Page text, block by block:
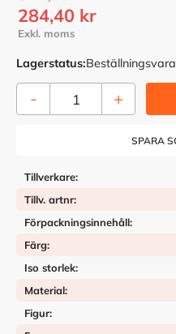
Nedsatt pris:
284,40 kr
Lagerstatus Beställningsvara
+
-
Tillverkare
Tillv. artnr
Förpackningsinnehåll
Färg
Iso storlek
Material
Figur